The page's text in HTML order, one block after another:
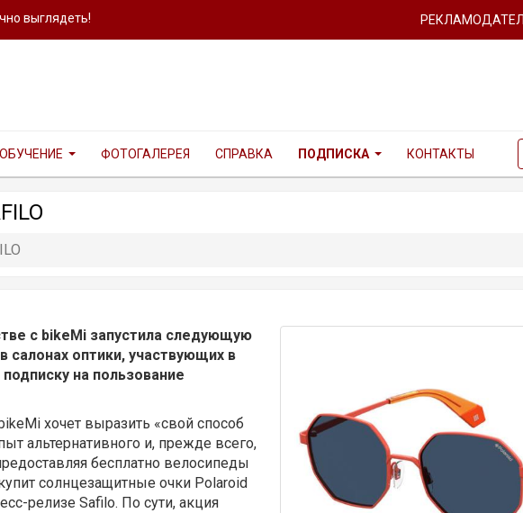
выглядеть!
ОБУЧЕНИЕ ФОТОГАЛЕРЕЯ СПРАВКА ПОДПИСКА КОНТАКТЫ
с bikeMi запустила следующую
салонах оптики, участвующих в
на пользование
хочет выразить «свой способ
альтернативного и, прежде всего,
бесплатно велосипеды
солнцезащитные очки Polaroid
релизе Safilo. По сути, акция